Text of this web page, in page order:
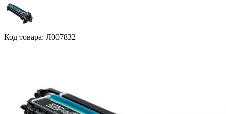
Код товара: Л007832